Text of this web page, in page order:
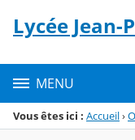
Menu de la
Contenu
Lycée Jean-
MENU
Vous êtes ici : Accueil›